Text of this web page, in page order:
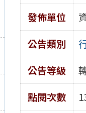
發佈單位
公告類別
公告等級
點閱次數